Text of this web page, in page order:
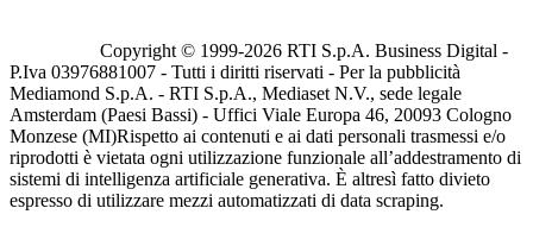
Copyright © 1999-2026 RTI S.p.A. Business Digital -
P.Iva 03976881007 - Tutti i diritti riservati - Per la pubblicità
Mediamond S.p.A. - RTI S.p.A., Mediaset N.V., sede legale
Amsterdam (Paesi Bassi) - Uffici Viale Europa 46, 20093 Cologno
Monzese (MI)Rispetto ai contenuti e ai dati personali trasmessi e/o
riprodotti è vietata ogni utilizzazione funzionale all’addestramento di
sistemi di intelligenza artificiale generativa. È altresì fatto divieto
espresso di utilizzare mezzi automatizzati di data scraping.